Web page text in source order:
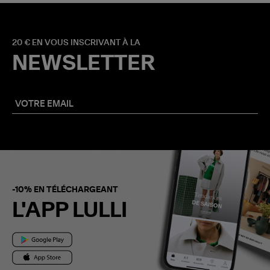
20 € EN VOUS INSCRIVANT À LA
NEWSLETTER
-10% EN TÉLÉCHARGEANT
L'APP LULLI